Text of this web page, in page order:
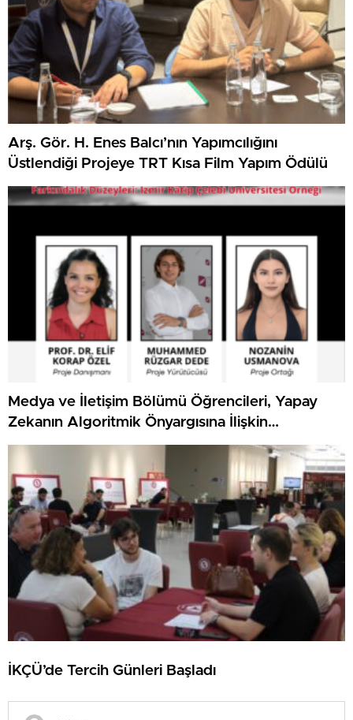
Arş. Gör. H. Enes Balcı’nın Yapımcılığını
Üstlendiği Projeye TRT Kısa Film Yapım Ödülü
Medya ve İletişim Bölümü Öğrencileri, Yapay
Zekanın Algoritmik Önyargısına İlişkin
Farkındalık Düzeylerini Araştıracak
İKÇÜ’de Tercih Günleri Başladı